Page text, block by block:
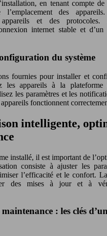
en tenant compte
des
et des protocoles.
internet stable et
du système
fournies pour installer et
les appareils à la
les paramètres et les
fonctionnent
intelligente,
installé, il est important de
consiste à ajuster les
l’efficacité et le confort.
des mises à jour et à
: les clés